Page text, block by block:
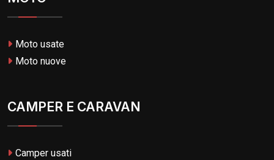
Moto usate
Moto nuove
CAMPER E CARAVAN
Camper usati